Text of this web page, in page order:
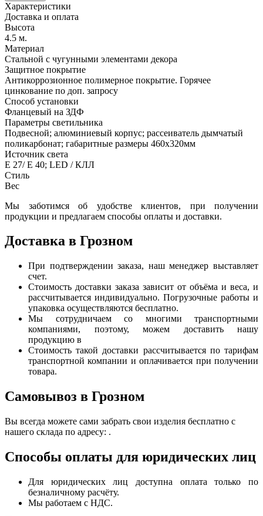
Характеристики
Доставка и оплата
Высота
4.5 м.
Материал
Стальной с чугунными элементами декора
Защитное покрытие
Антикоррозионное полимерное покрытие. Горячее
цинкование по доп. запросу
Способ установки
Фланцевый на ЗДФ
Параметры светильника
Подвесной; алюминиевый корпус; рассеиватель дымчатый
поликарбонат; габаритные размеры 460х320мм
Источник света
Е 27/ Е 40; LED / КЛЛ
Стиль
Вес
Мы заботимся об удобстве клиентов, при получении
продукции и предлагаем способы оплаты и доставки.
Доставка в Грозном
При подтверждении заказа, наш менеджер выставляет
счет.
Стоимость доставки заказа зависит от объёма и веса, и
рассчитывается индивидуально. Погрузочные работы и
упаковка осуществляются бесплатно.
Мы сотрудничаем со многими транспортными
компаниями, поэтому, можем доставить нашу
продукцию в
Стоимость такой доставки рассчитывается по тарифам
транспортной компании и оплачивается при получении
товара.
Самовывоз в Грозном
Вы всегда можете сами забрать свои изделия бесплатно с
нашего склада по адресу: .
Способы оплаты для юридических лиц
Для юридических лиц доступна оплата только по
безналичному расчёту.
Мы работаем с НДС.